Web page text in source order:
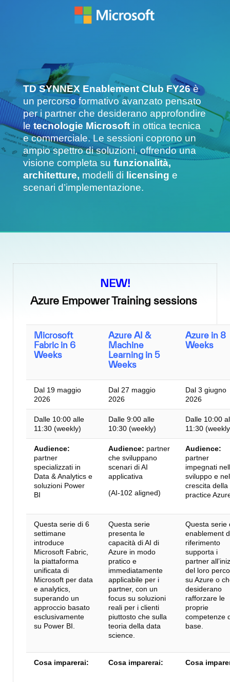
TD SYNNEX Enablement Club FY26è
un percorso formativo avanzato pensato
per i partner che desiderano approfondire
letecnologie Microsoftin ottica tecnica
e commerciale. Le sessioni coprono un
ampio spettro di soluzioni, offrendo una
visione completa su funzionalità,
architetture, modelli di licensing e
scenari d’implementazione.
NEW!
Azure Empower Training sessions
Microsoft
Fabric in 6
Weeks
Azure AI &
Machine
Learning in 5
Weeks
Azure in 8
Weeks
Dal 19 maggio
2026
Dal 27 maggio
2026
Dal 3 giugno
2026
Dalle 10:00 alle
11:30 (weekly)
Dalle 9:00 alle
10:30 (weekly)
Dalle 10:00
11:30
Audience:
partner
specializzati in
Data & Analytics e
soluzioni Power
BI
Audience: partner
che sviluppano
scenari di AI
applicativa
(AI‑102 aligned)
Audience:
partner
impegnati
sviluppo e
crescita della
practice
Questa serie di 6
settimane
introduce
Microsoft Fabric,
la piattaforma
unificata di
Microsoft per data
e analytics,
superando un
approccio basato
esclusivamente
su Power BI.
Questa serie
presenta le
capacità di AI di
Azure in modo
pratico e
immediatamente
applicabile per i
partner, con un
focus su soluzioni
reali per i clienti
piuttosto che sulla
teoria della data
science.
Questa serie
enablement
riferimento
supporta i
partner
del loro
su Azure o
desiderano
rafforzare le
proprie
competenze
base.
Cosa imparerai: Cosa imparerai: Cosa